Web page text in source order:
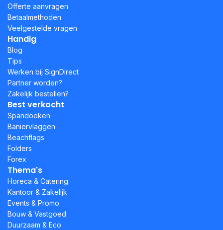
Offerte aanvragen
Betaalmethoden
Veelgestelde vragen
Handig
Blog
Tips
Werken bij SignDirect
Partner worden?
Zakelijk bestellen?
Best verkocht
Spandoeken
Baniervlaggen
Beachflags
Folders
Forex
Thema's
Horeca & Catering
Kantoor & Zakelijk
Events & Promo
Bouw & Vastgoed
Duurzaam & Eco